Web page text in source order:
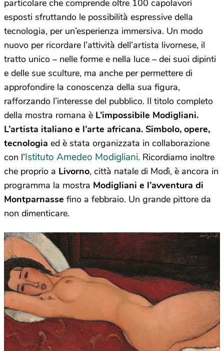
particolare che comprende oltre 100 capolavori
esposti sfruttando le possibilità espressive della
tecnologia, per un’esperienza immersiva. Un modo
nuovo per ricordare l’attività dell’artista livornese, il
tratto unico – nelle forme e nella luce – dei suoi dipinti
e delle sue sculture, ma anche per permettere di
approfondire la conoscenza della sua figura,
rafforzando l’interesse del pubblico. Il titolo completo
della mostra romana è L’impossibile Modigliani.
L’artista italiano e l’arte africana. Simbolo, opere,
tecnologia ed è stata organizzata in collaborazione
con l’Istituto Amedeo Modigliani. Ricordiamo inoltre
che proprio a Livorno, città natale di Modì, è ancora in
programma la mostra Modigliani e l’avventura di
Montparnasse fino a febbraio. Un grande pittore da
non dimenticare.